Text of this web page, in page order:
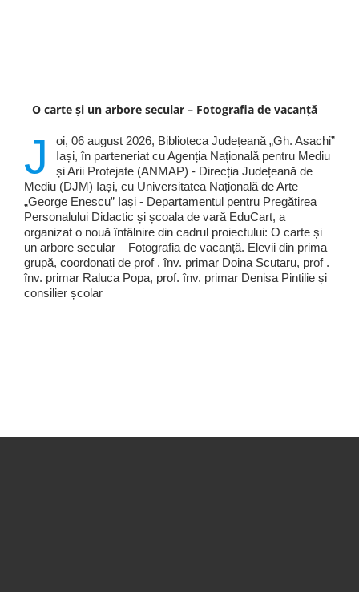
O carte și un arbore secular – Fotografia de vacanță
J
oi, 06 august 2026, Biblioteca Județeană „Gh. Asachi”
Iași, în parteneriat cu Agenția Națională pentru Mediu
și Arii Protejate (ANMAP) - Direcția Județeană de
Mediu (DJM) Iași, cu Universitatea Națională de Arte
„George Enescu” Iași - Departamentul pentru Pregătirea
Personalului Didactic și școala de vară EduCart, a
organizat o nouă întâlnire din cadrul proiectului: O carte și
un arbore secular – Fotografia de vacanță. Elevii din prima
grupă, coordonați de prof . înv. primar Doina Scutaru, prof .
înv. primar Raluca Popa, prof. înv. primar Denisa Pintilie și
consilier școlar